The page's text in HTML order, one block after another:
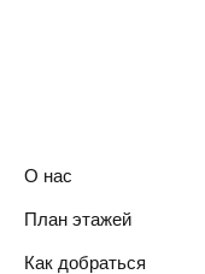
О нас
План этажей
Как добраться